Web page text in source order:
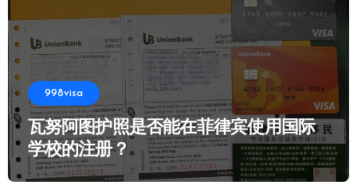
998visa
瓦努阿图护照是否能在菲律宾使用国际
学校的注册？